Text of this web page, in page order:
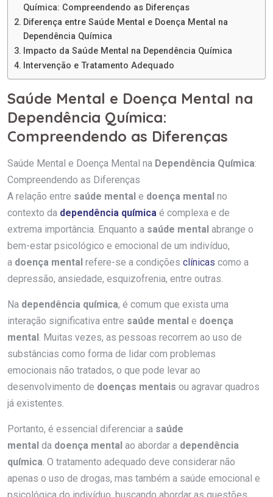
Química: Compreendendo as Diferenças
Diferença entre Saúde Mental e Doença Mental na
Dependência Química
Impacto da Saúde Mental na Dependência Química
Intervenção e Tratamento Adequado
Saúde Mental e Doença Mental na
Dependência Química:
Compreendendo as Diferenças
Saúde Mental e Doença Mental na Dependência Química:
Compreendendo as Diferenças
A relação entre saúde mental e doença mental no
contexto da dependência química é complexa e de
extrema importância. Enquanto a saúde mental abrange o
bem-estar psicológico e emocional de um indivíduo,
a doença mental refere-se a condições clínicas como a
depressão, ansiedade, esquizofrenia, entre outras.
Na dependência química, é comum que exista uma
interação significativa entre saúde mental e doença
mental . Muitas vezes, as pessoas recorrem ao uso de
substâncias como forma de lidar com problemas
emocionais não tratados, o que pode levar ao
desenvolvimento de doenças mentais ou agravar quadros
já existentes.
Portanto, é essencial diferenciar a saúde
mental da doença mental ao abordar a dependência
química. O tratamento adequado deve considerar não
apenas o uso de drogas, mas também a saúde emocional e